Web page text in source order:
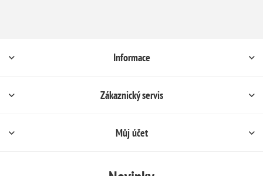
Informace
Zákaznický servis
Můj účet